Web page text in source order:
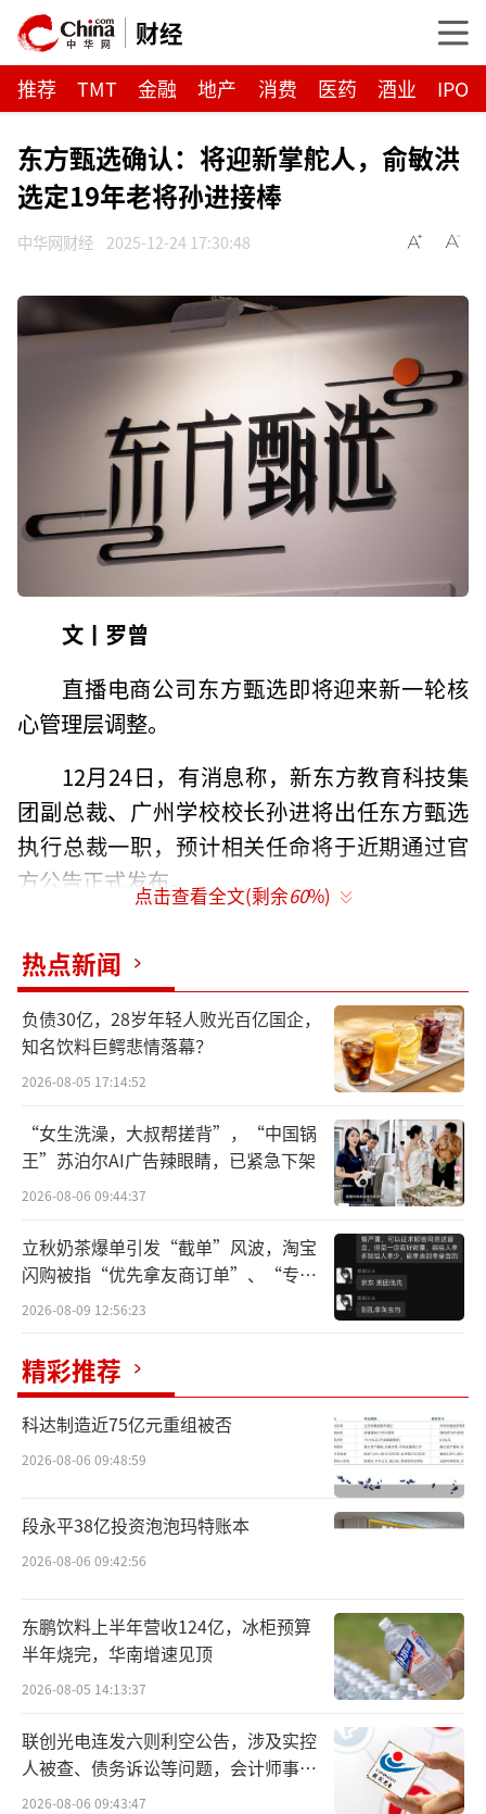
财经
推荐 TMT 金融 地产 消费 医药 酒业 IPO
东方甄选确认：将迎新掌舵人，俞敏洪
选定19年老将孙进接棒
中华网财经 2025-12-24 17:30:48
文丨罗曾
直播电商公司东方甄选即将迎来新一轮核
心管理层调整。
12月24日，有消息称，新东方教育科技集
团副总裁、广州学校校长孙进将出任东方甄选
执行总裁一职，预计相关任命将于近期通过官
方公告正式发布。
称：“情况属实。”
此次人事变动标志着在公司创始人之一孙
东旭于今年11月正式离职后，东方甄选的核心
管理权杖将交付给一位在新东方体系内成长起
来的资深管理者。
公开资料显示，孙进是新东方内部一位拥
有近二十年经验的“老将”。他于2006年加入
新东方，早期曾主讲四六级、考研、托福等多
类课程，并凭借出色的教学能力在2008年获得
集团优秀教师称号。此后，其职业生涯从教学
逐步转向管理，历任南京学校常务副校长、校
长，后晋升为广州学校校长与集团副总裁，同
时兼任多家新东方关联企业的法人或董事长，
在综合运营与管理方面积累了深厚经验。
此番高层换帅的背景，是东方甄选在近一
年内经历的一系列重大人事震荡。据媒体报
处理头部主播董宇辉的“小作文风波”方式不
当，引发巨大舆论风波，随后被免去执行董事
及CEO职务。尽管之后他以顾问身份短暂留
任，但最终于今年11月初正式离职。创始人俞
敏洪在当时的声明中对孙东旭的贡献给予了肯
定，并强调双方“沟通顺畅，没有任何龃龉和
点击查看全文(剩余60%)
热点新闻
负债30亿，28岁年轻人败光百亿国企，
知名饮料巨鳄悲情落幕？
2026-08-05 17:14:52
“女生洗澡，大叔帮搓背”，“中国锅
王”苏泊尔AI广告辣眼睛，已紧急下架
2026-08-06 09:44:37
立秋奶茶爆单引发“截单”风波，淘宝
闪购被指“优先拿友商订单”、“专挑
贵的拿”
2026-08-09 12:56:23
精彩推荐
科达制造近75亿元重组被否
2026-08-06 09:48:59
段永平38亿投资泡泡玛特账本
2026-08-06 09:42:56
东鹏饮料上半年营收124亿，冰柜预算
半年烧完，华南增速见顶
2026-08-05 14:13:37
联创光电连发六则利空公告，涉及实控
人被查、债务诉讼等问题，会计师事务
所曾出具“保留意见”
2026-08-06 09:43:47